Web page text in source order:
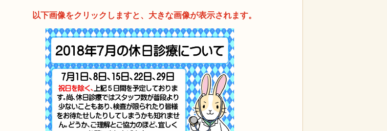
以下画像をクリックしますと、大きな画像が表示されます。